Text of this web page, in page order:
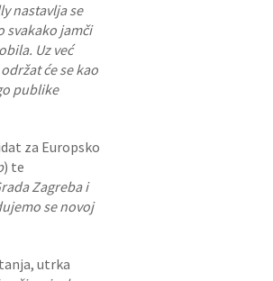
nastavlja se
svakako jamči
Uz već
će se kao
publike
za Europsko
) te
Zagreba i
se novoj
utrka